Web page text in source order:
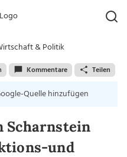
& Politik
Kommentare Teilen
Quelle hinzufügen
Scharnstein
und